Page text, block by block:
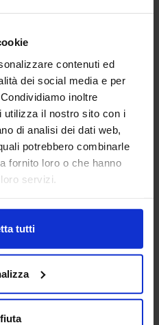
contenuti ed
dei social media e per
inoltre
utilizza il nostro sito con i
di analisi dei dati web,
potrebbero combinarle
fornito loro o che hanno
servizi.
tutti